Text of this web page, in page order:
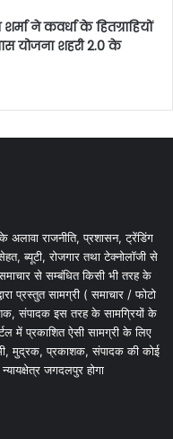
ने कवर्धा के हितग्राहियों
योजना शहरी 2.0 के
अलावा राजनीति, प्रशासन, ट्रेंडिंग
ब्यूटी, रोजगार तथा टेक्नोलॉजी से
से सम्बंधित किसी भी तरह के
प्रस्तुत सामग्री ( समाचार / फोटो
संपादक इस तरह के सामग्रियों के
में प्रकाशित ऐसी सामग्री के लिए
मुद्रक, प्रकाशक, संपादक की कोई
न्यायक्षेत्र जगदलपुर होगा